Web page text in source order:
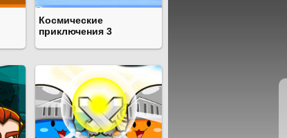
Космические
приключения 3